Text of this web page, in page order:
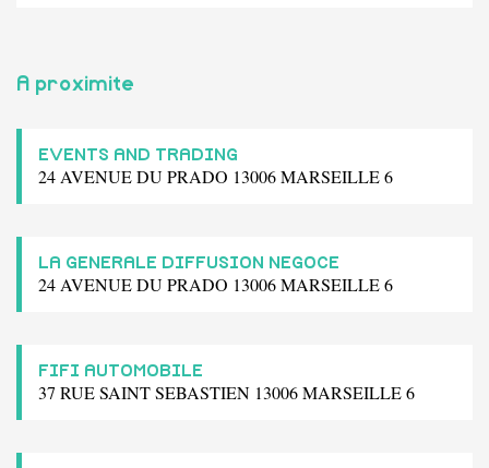
A proximite
EVENTS AND TRADING
24 AVENUE DU PRADO 13006 MARSEILLE 6
LA GENERALE DIFFUSION NEGOCE
24 AVENUE DU PRADO 13006 MARSEILLE 6
FIFI AUTOMOBILE
37 RUE SAINT SEBASTIEN 13006 MARSEILLE 6